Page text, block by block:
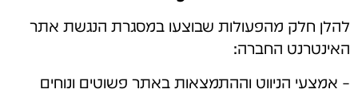
להלן חלק מהפעולות שבוצעו במסגרת הנגשת אתר
האינטרנט החברה:
– אמצעי הניווט וההתמצאות באתר פשוטים ונוחים